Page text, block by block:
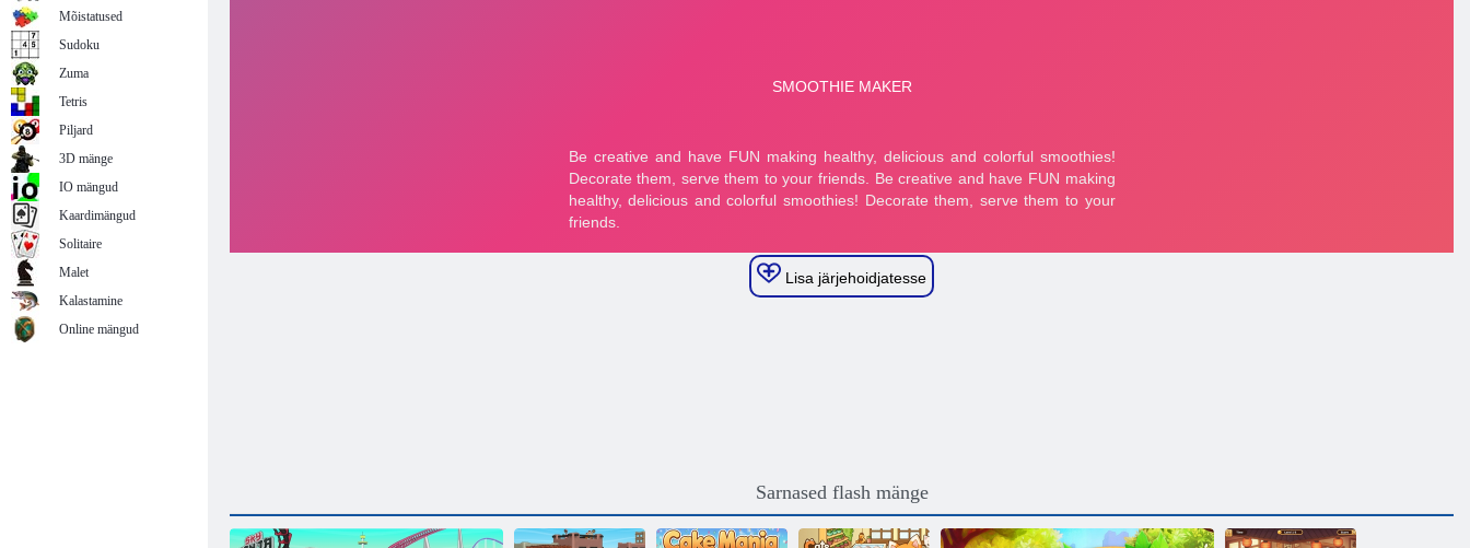
Lisa järjehoidjatesse
Sarnased flash mänge
Mõistatused
Sudoku
Zuma
Tetris
Piljard
3D mänge
IO mängud
Kaardimängud
Solitaire
Malet
Kalastamine
Online mängud